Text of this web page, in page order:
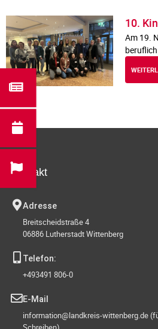
10.
Am 19.
Kontakt
Adresse
Breitscheidstraße 4
06886 Lutherstadt Wittenberg
Telefon:
+493491 806-0
E-Mail
information@landkreis-wittenberg.de